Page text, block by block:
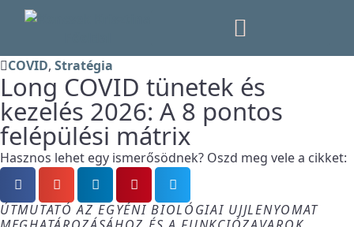
COVID, Stratégia
Long COVID tünetek és
kezelés 2026: A 8 pontos
felépülési mátrix
Hasznos lehet egy ismerősödnek? Oszd meg vele a cikket:
ÚTMUTATÓ AZ EGYÉNI BIOLÓGIAI UJJLENYOMAT